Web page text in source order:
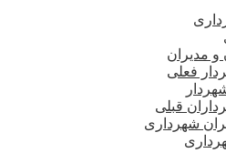
مدیران
فعلی
قبلی
شهرداری